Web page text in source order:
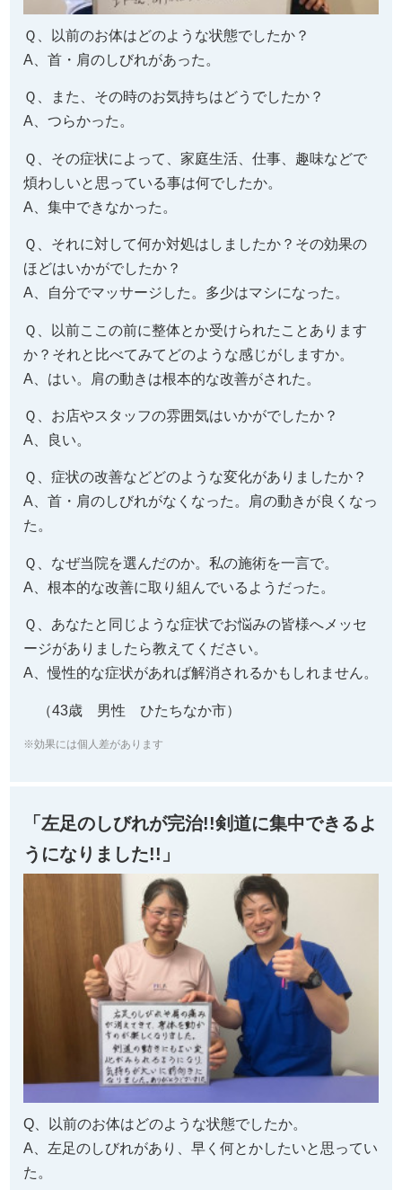
Ｑ、以前のお体はどのような状態でしたか？
A、首・肩のしびれがあった。
Ｑ、また、その時のお気持ちはどうでしたか？
A、つらかった。
Ｑ、その症状によって、家庭生活、仕事、趣味などで
煩わしいと思っている事は何でしたか。
A、集中できなかった。
Ｑ、それに対して何か対処はしましたか？その効果の
ほどはいかがでしたか？
A、自分でマッサージした。多少はマシになった。
Ｑ、以前ここの前に整体とか受けられたことあります
か？それと比べてみてどのような感じがしますか。
A、はい。肩の動きは根本的な改善がされた。
Ｑ、お店やスタッフの雰囲気はいかがでしたか？
A、良い。
Ｑ、症状の改善などどのような変化がありましたか？
A、首・肩のしびれがなくなった。肩の動きが良くなっ
た。
Ｑ、なぜ当院を選んだのか。私の施術を一言で。
A、根本的な改善に取り組んでいるようだった。
Ｑ、あなたと同じような症状でお悩みの皆様へメッセ
ージがありましたら教えてください。
A、慢性的な症状があれば解消されるかもしれません。
（43歳 男性 ひたちなか市）
※効果には個人差があります
「左足のしびれが完治!!剣道に集中できるよ
うになりました!!」
Q、以前のお体はどのような状態でしたか。
A、左足のしびれがあり、早く何とかしたいと思ってい
た。